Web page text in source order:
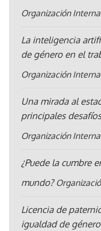
Organización
La inteligencia
de género en el
Organización
Una mirada al
principales desafíos
Organización
¿Puede la cumbre
mundo?
Licencia de
igualdad de género